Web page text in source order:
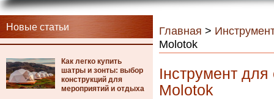
Новые статьи
Как легко купить
шатры и зонты: выбор
конструкций для
мероприятий и отдыха
Главная >
Molotok
Інструмент для
Molotok